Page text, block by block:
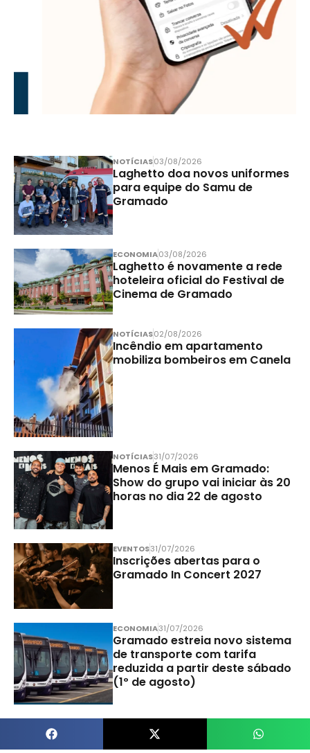
NOTÍCIAS03/08/2026
Laghetto doa novos uniformes
para equipe do Samu de
Gramado
ECONOMIA03/08/2026
Laghetto é novamente a rede
hoteleira oficial do Festival de
Cinema de Gramado
NOTÍCIAS02/08/2026
Incêndio em apartamento
mobiliza bombeiros em Canela
NOTÍCIAS31/07/2026
Menos É Mais em Gramado:
Show do grupo vai iniciar às 20
horas no dia 22 de agosto
EVENTOS31/07/2026
Inscrições abertas para o
Gramado In Concert 2027
ECONOMIA31/07/2026
Gramado estreia novo sistema
de transporte com tarifa
reduzida a partir deste sábado
(1º de agosto)